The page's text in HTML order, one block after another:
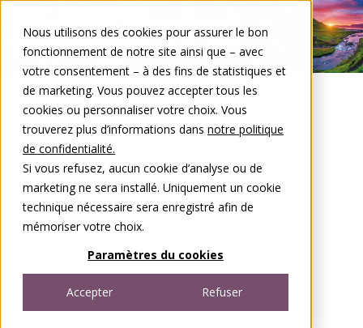
Nous utilisons des cookies pour assurer le bon
fonctionnement de notre site ainsi que – avec
votre consentement – à des fins de statistiques et
de marketing. Vous pouvez accepter tous les
cookies ou personnaliser votre choix. Vous
trouverez plus d’informations dans notre politique
de confidentialité.
Si vous refusez, aucun cookie d’analyse ou de
marketing ne sera installé. Uniquement un cookie
technique nécessaire sera enregistré afin de
mémoriser votre choix.
Paramètres du cookies
Accepter Refuser
DEFR
Open menu